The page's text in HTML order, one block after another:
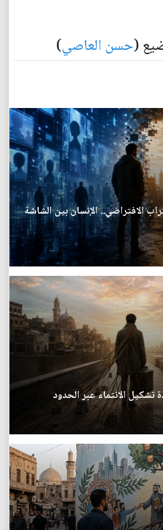
(حسن العاصي)
الافتراضي.. الإنسان بين الشاشة
تشكيل الانتماء عبر الحدود